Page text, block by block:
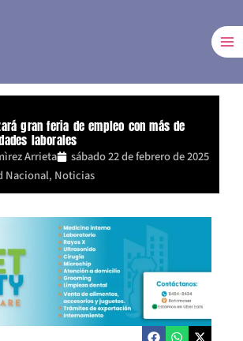
gran feria de empleo con más de
laborales
Arrieta
sábado 22 de febrero de 2025
Nacional, Noticias